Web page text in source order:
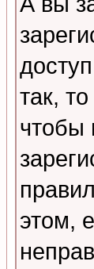
так,
чтобы
этом,